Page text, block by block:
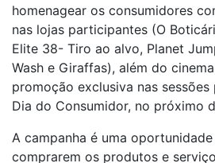
homenagear os consumidores
nas lojas participantes (O
Elite 38- Tiro ao alvo, Planet
Wash e Giraffas), além do
promoção exclusiva nas
Dia do Consumidor, no próximo
A campanha é uma
comprarem os produtos e